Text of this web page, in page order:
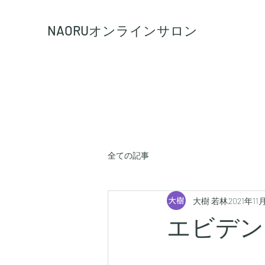
NAORUオンラインサロン
全ての記事
エビデ
大樹 若林2021年11